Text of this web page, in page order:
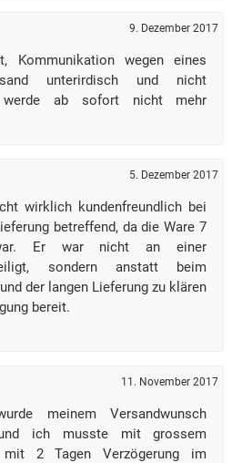
9. Dezember 2017
Kommunikation wegen eines
unterirdisch und nicht
werde ab sofort nicht mehr
5. Dezember 2017
wirklich kundenfreundlich bei
betreffend, da die Ware 7
Er war nicht an einer
sondern anstatt beim
der langen Lieferung zu klären
bereit.
11. November 2017
meinem Versandwunsch
ich musste mit grossem
2 Tagen Verzögerung im